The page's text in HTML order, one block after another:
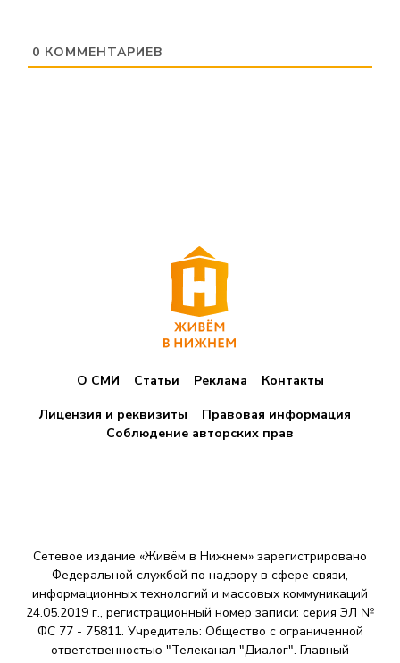
0 КОММЕНТАРИЕВ
О СМИ Статьи Реклама
Контакты
Лицензия и реквизиты
Правовая информация
Соблюдение авторских прав
Сетевое издание «Живём в Нижнем» зарегистрировано
Федеральной службой по надзору в сфере связи,
информационных технологий и массовых коммуникаций
24.05.2019 г., регистрационный номер записи: серия ЭЛ №
ФС 77 - 75811. Учредитель: Общество с ограниченной
ответственностью "Телеканал "Диалог". Главный